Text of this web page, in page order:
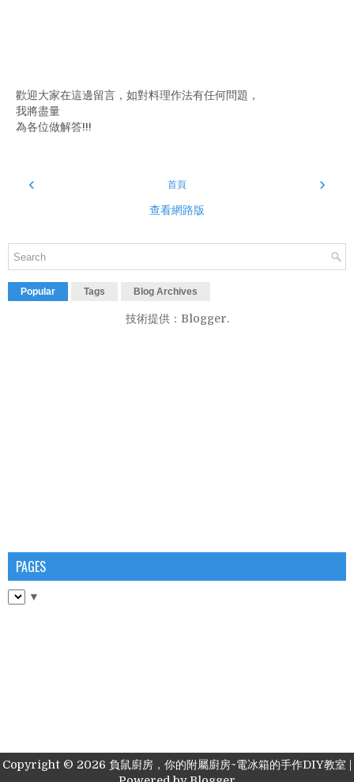
歡迎大家在這邊留言，如對料理作法有任何問題，
我將盡量
為各位做解答!!!
‹ ›
首頁
查看網路版
Popular Tags Blog Archives
技術提供： Blogger.
PAGES
▼
Copyright © 2026 負鼠廚房，你的附屬廚房~電冰箱的手作DIY教室 |